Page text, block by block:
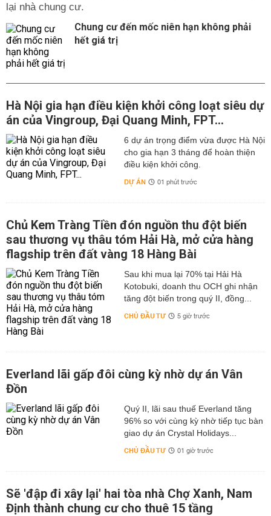
lại nhà chung cư.
Chung cư đến mốc niên hạn không phải
hết giá trị
Hà Nội gia hạn điều kiện khởi công loạt siêu dự
án của Vingroup, Đại Quang Minh, FPT...
6 dự án trọng điểm vừa được Hà Nội
cho gia hạn 3 tháng để hoàn thiện
điều kiện khởi công.
DỰ ÁN 01 phút trước
Chủ Kem Tràng Tiền đón nguồn thu đột biến
sau thương vụ thâu tóm Hải Hà, mở cửa hàng
flagship trên đất vàng 18 Hàng Bài
Sau khi mua lại 70% tại Hải Hà
Kotobuki, doanh thu OCH ghi nhận
tăng đột biến trong quý II, đồng...
CHỦ ĐẦU TƯ 5 giờ trước
Everland lãi gấp đôi cùng kỳ nhờ dự án Vân
Đồn
Quý II, lãi sau thuế Everland tăng
96% so với cùng kỳ nhờ tiếp tục bàn
giao dự án Crystal Holidays...
CHỦ ĐẦU TƯ 01 giờ trước
Sẽ 'đập đi xây lại' hai tòa nhà Chợ Xanh, Nam
Định thành chung cư cho thuê 15 tầng